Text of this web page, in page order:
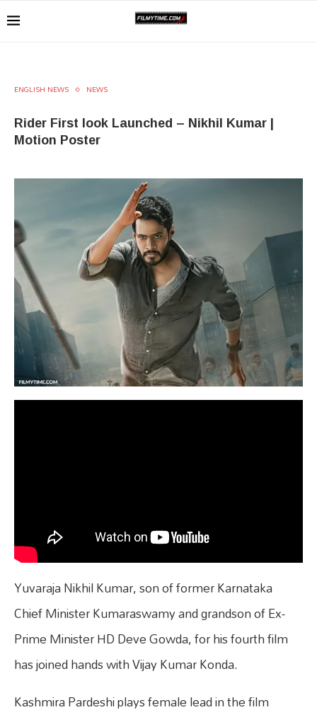
ENGLISH NEWS NEWS
Rider First look Launched – Nikhil Kumar |
Motion Poster
Yuvaraja Nikhil Kumar, son of former Karnataka
Chief Minister Kumaraswamy and grandson of Ex-
Prime Minister HD Deve Gowda, for his fourth film
has joined hands with Vijay Kumar Konda.
Kashmira Pardeshi plays female lead in the film